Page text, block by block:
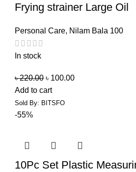
Frying strainer Large Oil
Personal Care, Nilam Bala 100
In stock
৳220.00 ৳ 100.00
Add to cart
Sold By: BITSFO
-55%
10Pc Set Plastic